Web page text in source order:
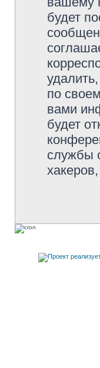
будет
по
вами
будет
службы